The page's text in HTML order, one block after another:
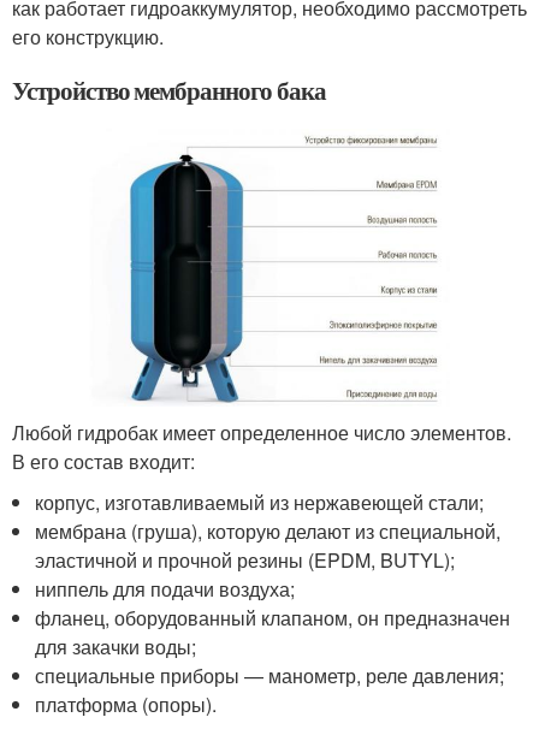
как работает гидроаккумулятор, необходимо рассмотреть
его конструкцию.
Устройство мембранного бака
Любой гидробак имеет определенное число элементов.
В его состав входит:
корпус, изготавливаемый из нержавеющей стали;
мембрана (груша), которую делают из специальной,
эластичной и прочной резины (EPDM, BUTYL);
ниппель для подачи воздуха;
фланец, оборудованный клапаном, он предназначен
для закачки воды;
специальные приборы — манометр, реле давления;
платформа (опоры).